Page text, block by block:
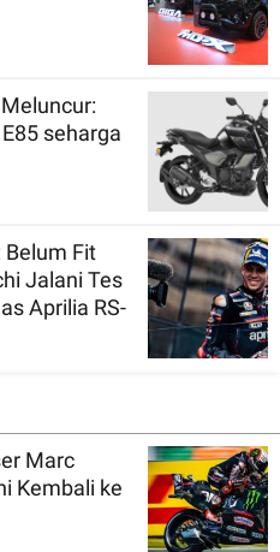
seharga
Belum Fit
Jalani Tes
Aprilia RS-
Marc
Kembali ke